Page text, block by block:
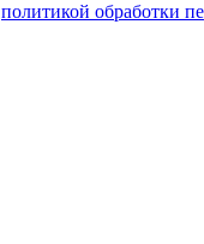
политикой обработки